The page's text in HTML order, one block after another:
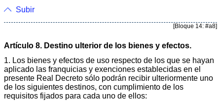
Subir
[Bloque 14: #a8]
Artículo 8. Destino ulterior de los bienes y efectos.
1. Los bienes y efectos de uso respecto de los que se hayan
aplicado las franquicias y exenciones establecidas en el
presente Real Decreto sólo podrán recibir ulteriormente uno
de los siguientes destinos, con cumplimiento de los
requisitos fijados para cada uno de ellos: